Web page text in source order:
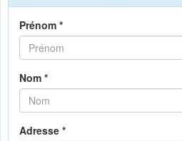
Prénom *
Nom *
Adresse *